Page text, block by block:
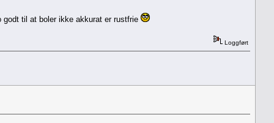
godt til at boler ikke akkurat er rustfrie
Loggført